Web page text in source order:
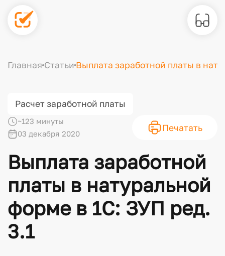
Главная Статьи Выплата заработной платы в
Расчет заработной платы
~123 минуты
03 декабря 2020
Печатать
Выплата заработной
платы в натуральной
форме в 1С: ЗУП ред.
3.1